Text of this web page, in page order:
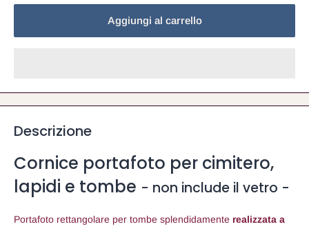
Aggiungi al carrello
Descrizione
Cornice portafoto per cimitero,
lapidi e tombe - non include il vetro -
Portafoto rettangolare per tombe splendidamente realizzata a